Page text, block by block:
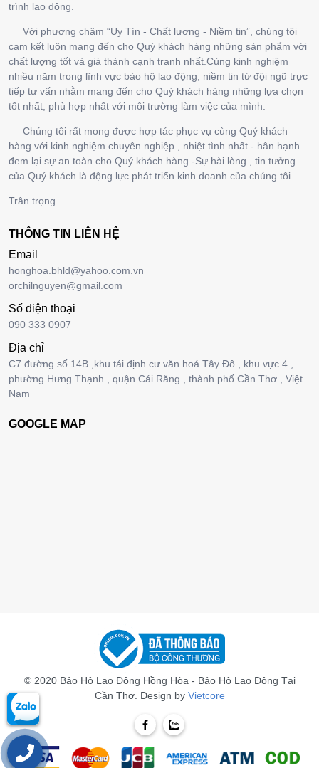
trình lao động.
Với phương châm “Uy Tín - Chất lượng - Niềm tin”, chúng tôi
cam kết luôn mang đến cho Quý khách hàng những sản phẩm với
chất lượng tốt và giá thành cạnh tranh nhất.Cùng kinh nghiệm
nhiều năm trong lĩnh vực bảo hộ lao động, niềm tin từ đội ngũ trực
tiếp tư vấn nhằm mang đến cho Quý khách hàng những lựa chọn
tốt nhất, phù hợp nhất với môi trường làm việc của mình.
Chúng tôi rất mong được hợp tác phục vụ cùng Quý khách
hàng với kinh nghiệm chuyên nghiệp , nhiệt tình nhất - hân hạnh
đem lại sự an toàn cho Quý khách hàng -Sự hài lòng , tin tưởng
của Quý khách là động lực phát triển kinh doanh của chúng tôi .
Trân trọng.
THÔNG TIN LIÊN HỆ
Email
honghoa.bhld@yahoo.com.vn
orchilnguyen@gmail.com
Số điện thoại
090 333 0907
Địa chỉ
C7 đường số 14B ,khu tái định cư văn hoá Tây Đô , khu vực 4 ,
phường Hưng Thạnh , quận Cái Răng , thành phố Cần Thơ , Việt
Nam
GOOGLE MAP
© 2020 Bảo Hộ Lao Động Hồng Hòa - Bảo Hộ Lao Động Tại
Cần Thơ. Design by Vietcore
